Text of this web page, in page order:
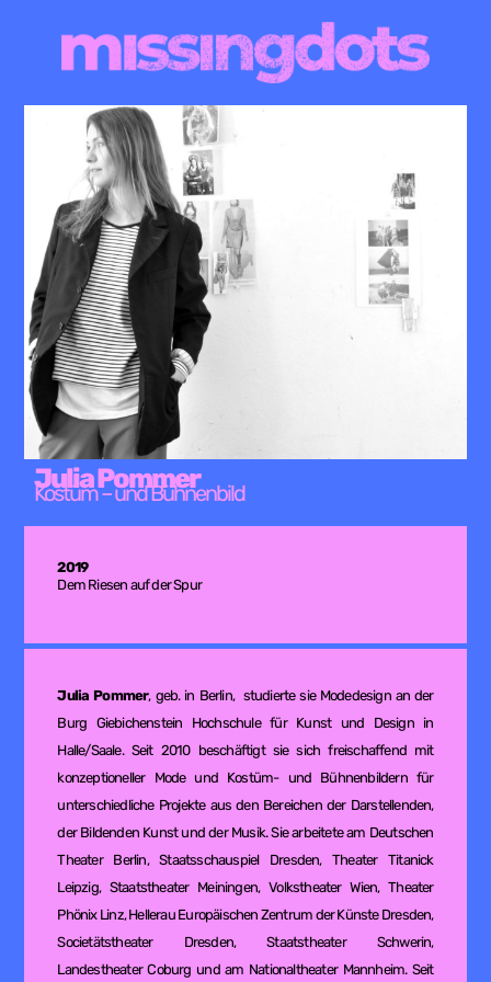
Julia Pommer
Kostüm – und Bühnenbild
2019
Dem Riesen auf der Spur
Julia Pommer, geb. in Berlin, studierte sie Modedesign an der
Burg Giebichenstein Hochschule für Kunst und Design in
Halle/Saale. Seit 2010 beschäftigt sie sich freischaffend mit
konzeptioneller Mode und Kostüm- und Bühnenbildern für
unterschiedliche Projekte aus den Bereichen der Darstellenden,
der Bildenden Kunst und der Musik. Sie arbeitete am Deutschen
Theater Berlin, Staatsschauspiel Dresden, Theater Titanick
Leipzig, Staatstheater Meiningen, Volkstheater Wien, Theater
Phönix Linz, Hellerau Europäischen Zentrum der Künste Dresden,
Societätstheater Dresden, Staatstheater Schwerin,
Landestheater Coburg und am Nationaltheater Mannheim. Seit